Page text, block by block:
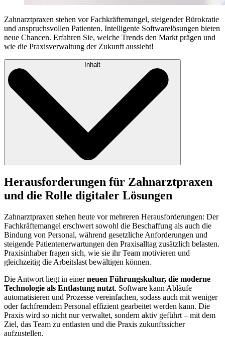
Zahnarztpraxen stehen vor Fachkräftemangel, steigender Bürokratie
und anspruchsvollen Patienten. Intelligente Softwarelösungen bieten
neue Chancen. Erfahren Sie, welche Trends den Markt prägen und
wie die Praxisverwaltung der Zukunft aussieht!
Inhalt
Herausforderungen für Zahnarztpraxen
und die Rolle digitaler Lösungen
Zahnarztpraxen stehen heute vor mehreren Herausforderungen: Der
Fachkräftemangel erschwert sowohl die Beschaffung als auch die
Bindung von Personal, während gesetzliche Anforderungen und
steigende Patientenerwartungen den Praxisalltag zusätzlich belasten.
Praxisinhaber fragen sich, wie sie ihr Team motivieren und
gleichzeitig die Arbeitslast bewältigen können.
Die Antwort liegt in einerneuen Führungskultur, die moderne
Technologie als Entlastung nutzt. Software kann Abläufe
automatisieren und Prozesse vereinfachen, sodass auch mit weniger
oder fachfremdem Personal effizient gearbeitet werden kann. Die
Praxis wird so nicht nur verwaltet, sondern aktiv geführt – mit dem
Ziel, das Team zu entlasten und die Praxis zukunftssicher
aufzustellen.